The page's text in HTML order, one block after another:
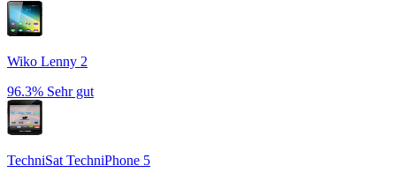
Wiko Lenny 2
96.3% Sehr gut
TechniSat TechniPhone 5